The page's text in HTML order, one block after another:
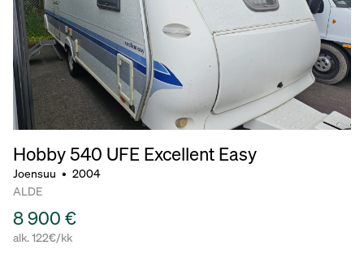
Hobby 540 UFE Excellent Easy
Joensuu • 2004
ALDE
8 900 €
alk. 122€/kk